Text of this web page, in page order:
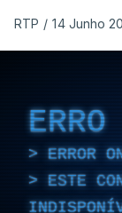
RTP / 14 Junho
ERRO
ERROR
ESTE